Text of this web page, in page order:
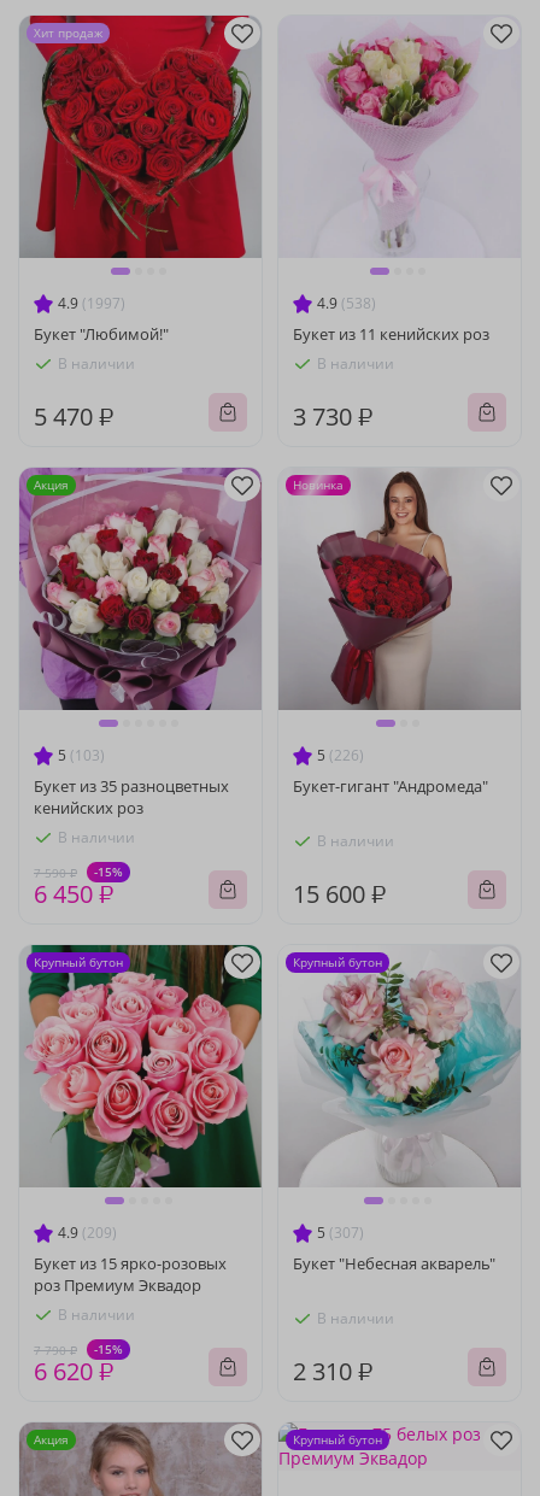
4.9 (1997)
Букет "Любимой!"
В наличии
5 470 ₽
Хит продаж
4.9 (538)
Букет из 11 кенийских роз
В наличии
3 730 ₽
5 (103)
Букет из 35 разноцветных
кенийских роз
В наличии
7 590 ₽ -15%
6 450 ₽
Акция
5 (226)
Букет-гигант "Андромеда"
В наличии
15 600 ₽
Новинка
4.9 (209)
Букет из 15 ярко-розовых
роз Премиум Эквадор
В наличии
7 790 ₽ -15%
6 620 ₽
Крупный бутон
5 (307)
Букет "Небесная акварель"
В наличии
2 310 ₽
Крупный бутон
Акция Крупный бутон